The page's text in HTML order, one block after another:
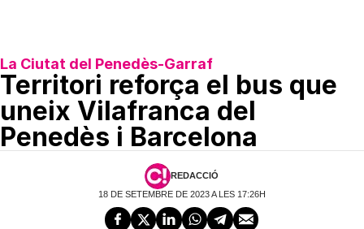
La Ciutat del Penedès-Garraf
Territori reforça el bus que
uneix Vilafranca del
Penedès i Barcelona
REDACCIÓ
18 DE SETEMBRE DE 2023 A LES 17:26H